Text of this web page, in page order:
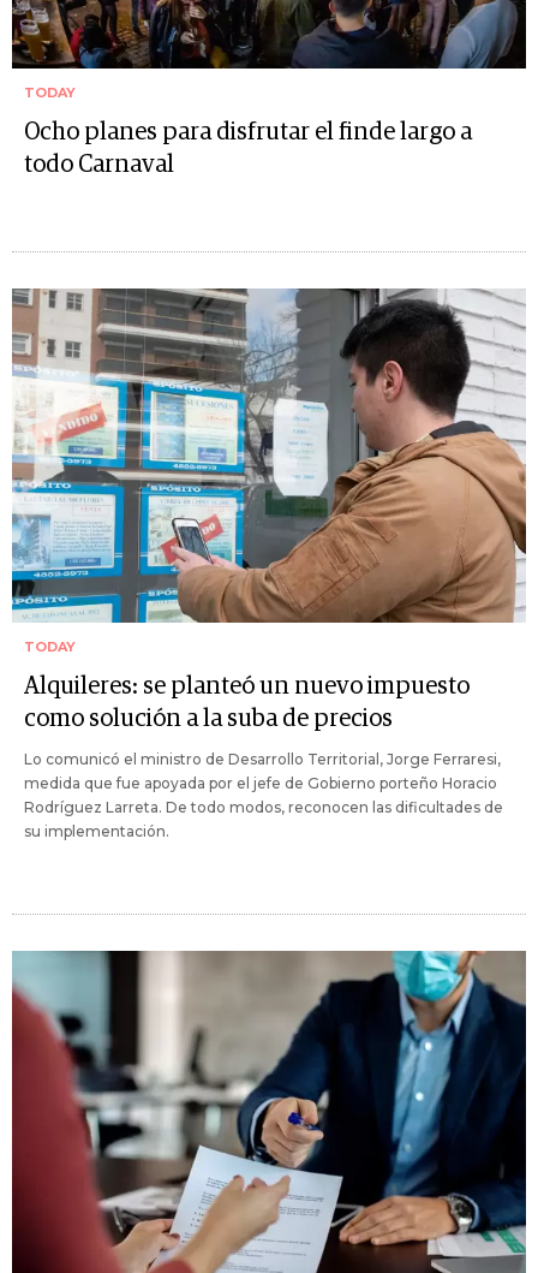
TODAY
Ocho planes para disfrutar el finde largo a
todo Carnaval
TODAY
Alquileres: se planteó un nuevo impuesto
como solución a la suba de precios
Lo comunicó el ministro de Desarrollo Territorial, Jorge Ferraresi,
medida que fue apoyada por el jefe de Gobierno porteño Horacio
Rodríguez Larreta. De todo modos, reconocen las dificultades de
su implementación.